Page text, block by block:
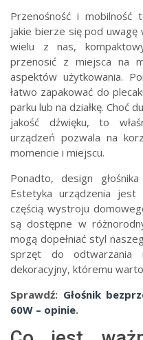
Przenośność i mobilność
jakie bierze się pod uwagę
wielu z nas,
przenosić z miejsca na
aspektów użytkowania.
łatwo zapakować do
parku lub na działkę. Choć
jakość dźwięku, to
urządzeń pozwala na
momencie i miejscu.
Ponadto, design
Estetyka urządzenia
częścią wystroju
są dostępne w
mogą dopełniać styl
sprzęt do odtwarzania
dekoracyjny, któremu
Sprawdź: Głośnik
60W – opinie.